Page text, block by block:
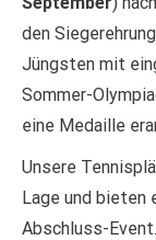
den
Jüngsten mit
Sommer-
eine Medaille
Unsere
Lage und bieten
Abschluss-Event.